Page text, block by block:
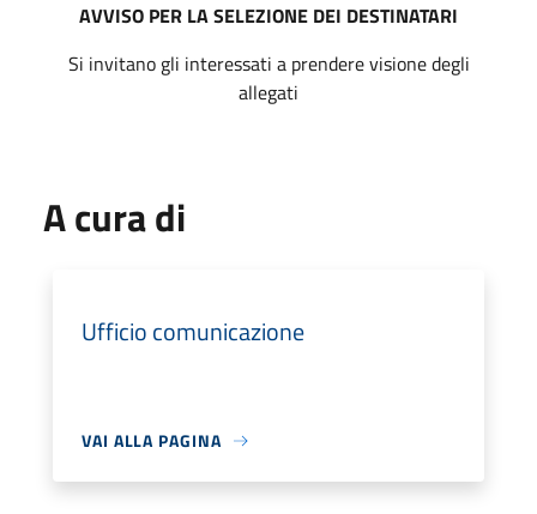
AVVISO PER LA SELEZIONE DEI DESTINATARI
Si invitano gli interessati a prendere visione degli
allegati
A cura di
Ufficio comunicazione
VAI ALLA PAGINA